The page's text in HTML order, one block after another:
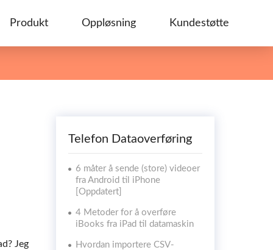
Produkt Oppløsning Kundestøtte
Jeg
Telefon Dataoverføring
6 måter å sende (store) videoer
fra Android til iPhone
[Oppdatert]
4 Metoder for å overføre
iBooks fra iPad til datamaskin
Hvordan importere CSV-